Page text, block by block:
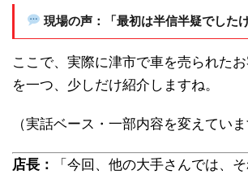
現場の声：「最初は半信半疑でした
ここで、実際に津市で車を売られた
を一つ、少しだけ紹介しますね。
（実話ベース・一部内容を変えていま
店長：
「今回、他の大手さんでは、